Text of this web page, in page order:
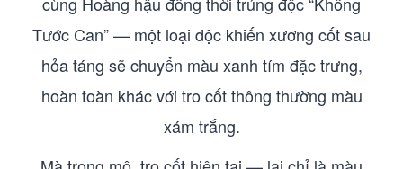
Tước Can” — một loại độc khiến xương cốt sau
hỏa táng sẽ chuyển màu xanh tím đặc trưng,
hoàn toàn khác với tro cốt thông thường màu
xám trắng.